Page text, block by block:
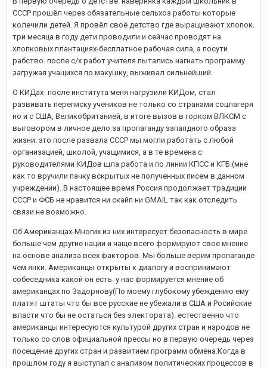
СССР прошёл через обязательные сельхоз работы которые
колечили детей. Я провёл своё детство где выращивают хлопок.
три месяца в году дети проводили и сейчас проводят на
хлопковых плантациях-бесплатное рабочая сила, а посути
рабство. после с/х работ учителя пытались нагнать программу
загружая учащихся по макушку, выживал сильнейший.
О КИДах- после института меня нагрузили КИДом, стал
развивать переписку учеников не только со странами соцлагеря
но и с США, Великобританией, в итоге вызов в горком ВЛКСМ с
выговором в личное дело за пропаганду запапдного образа
жизни. это после развала СССР мы могли работать с любой
организацией, школой, учащимися, а в те времена с
руководителями КИДов шла работа и по линии КПСС и КГБ.(мне
как то вручили пачку вскрытых не полученных писем в данном
учреждении). В настоящее время Россия продолжает традиции
СССР и ФСБ не нравится ни скайп ни GMAIL так как отследить
связи не возможно.
Об Американцах-Многих из них интересует безопасность в мире
больше чем другие нации и чаще всего формируют своё мнение
на основе анализа всех факторов. Мы больше верим пропаганде
чем янки. Американцы открыты к диалогу и воспринимают
собеседника какой он есть. у нас формируется мнение об
американцах по Задорнову(По моему глубокому убеждению ему
платят штаты что бы все русские не убежали в США и Росийские
власти что бы не остаться без электората). естественно что
американцы интересуются культурой других стран и народов не
только со слов официальной прессы но в первую очередь через
посещение других стран и развитием программ обмена.Когда в
прошлом году я выступал с анализом политических процессов в